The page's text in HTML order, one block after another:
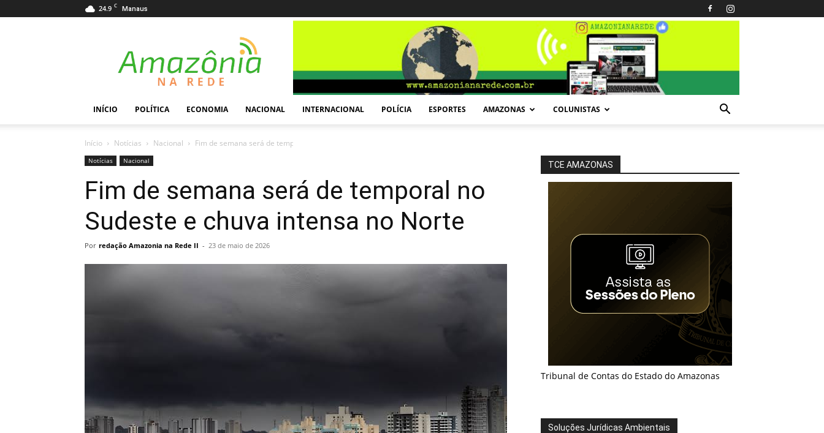
24.9 C Manaus
Rede
INÍCIO POLÍTICA ECONOMIA NACIONAL INTERNACIONAL POLÍCIA ESPORTES AMAZONAS COLUNISTAS
Início Notícias Nacional Fim de semana será de temporal no Sudeste e chuva intensa no...
Notícias Nacional
Fim de semana será de temporal no
Sudeste e chuva intensa no Norte
Por redação Amazonia na Rede II - 23 de maio de 2026
TCE AMAZONAS
Tribunal de Contas do Estado do Amazonas
Soluções Jurídicas Ambientais